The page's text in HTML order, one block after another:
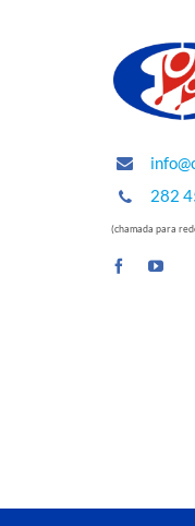
282
(chamada para